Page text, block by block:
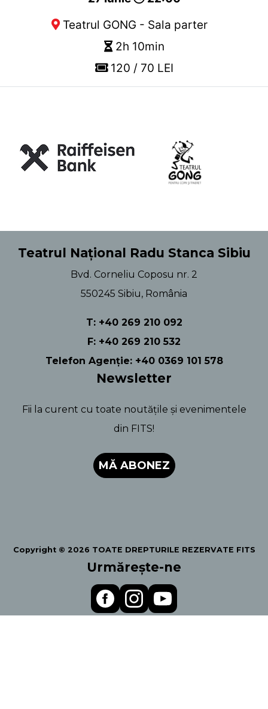
Teatrul GONG - Sala parter
2h 10min
120 / 70 LEI
Teatrul Național Radu Stanca Sibiu
Bvd. Corneliu Coposu nr. 2
550245 Sibiu, România
T: +40 269 210 092
F: +40 269 210 532
Telefon Agenție: +40 0369 101 578
Newsletter
Fii la curent cu toate noutățile și evenimentele
din FITS!
MĂ ABONEZ
Copyright © 2026 TOATE DREPTURILE REZERVATE FITS
Urmărește-ne